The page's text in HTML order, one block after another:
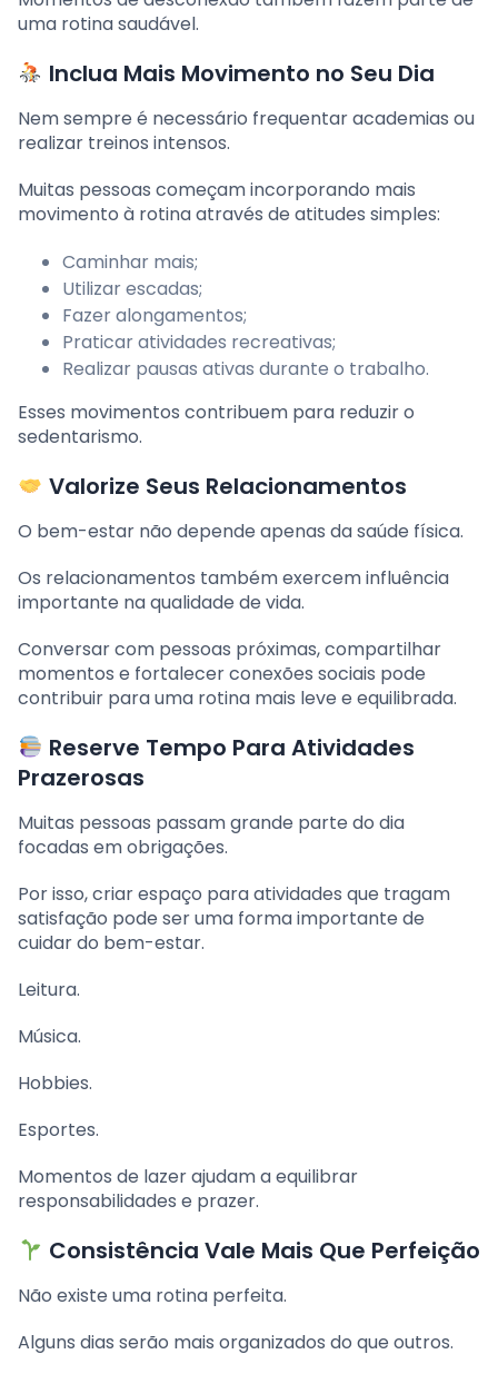
uma rotina saudável.
Inclua Mais Movimento no Seu Dia
Nem sempre é necessário frequentar academias ou
realizar treinos intensos.
Muitas pessoas começam incorporando mais
movimento à rotina através de atitudes simples:
Caminhar mais;
Utilizar escadas;
Fazer alongamentos;
Praticar atividades recreativas;
Realizar pausas ativas durante o trabalho.
Esses movimentos contribuem para reduzir o
sedentarismo.
Valorize Seus Relacionamentos
O bem-estar não depende apenas da saúde física.
Os relacionamentos também exercem influência
importante na qualidade de vida.
Conversar com pessoas próximas, compartilhar
momentos e fortalecer conexões sociais pode
contribuir para uma rotina mais leve e equilibrada.
Reserve Tempo Para Atividades
Prazerosas
Muitas pessoas passam grande parte do dia
focadas em obrigações.
Por isso, criar espaço para atividades que tragam
satisfação pode ser uma forma importante de
cuidar do bem-estar.
Leitura.
Música.
Hobbies.
Esportes.
Momentos de lazer ajudam a equilibrar
responsabilidades e prazer.
Consistência Vale Mais Que Perfeição
Não existe uma rotina perfeita.
Alguns dias serão mais organizados do que outros.